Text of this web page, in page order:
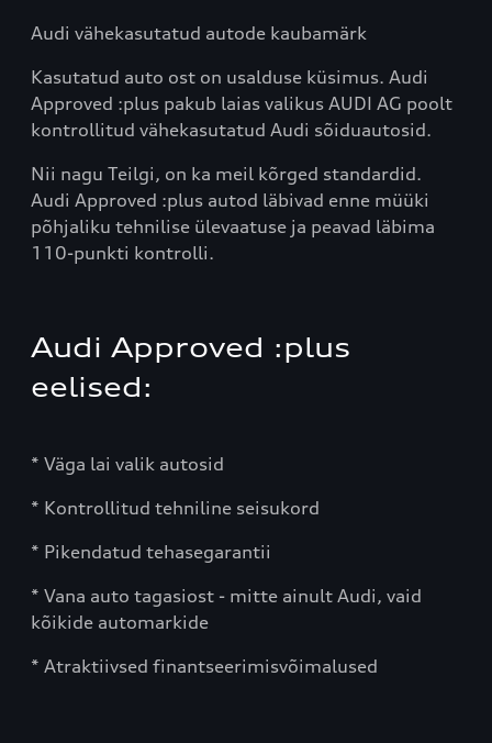
Audi vähekasutatud autode kaubamärk
Kasutatud auto ost on usalduse küsimus. Audi
Approved :plus pakub laias valikus AUDI AG poolt
kontrollitud vähekasutatud Audi sõiduautosid.
Nii nagu Teilgi, on ka meil kõrged standardid.
Audi Approved :plus autod läbivad enne müüki
põhjaliku tehnilise ülevaatuse ja peavad läbima
110-punkti kontrolli.
Audi Approved :plus
eelised:
* Väga lai valik autosid
* Kontrollitud tehniline seisukord
* Pikendatud tehasegarantii
* Vana auto tagasiost - mitte ainult Audi, vaid
kõikide automarkide
* Atraktiivsed finantseerimisvõimalused